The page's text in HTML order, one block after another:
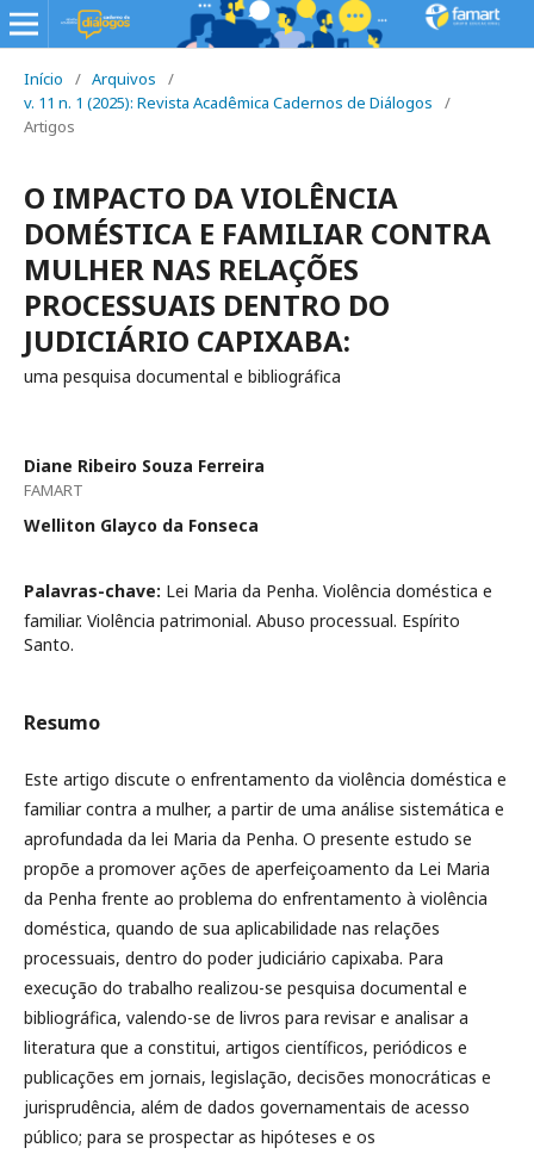
Início / Arquivos
/
v. 11 n. 1 (2025): Revista Acadêmica Cadernos de Diálogos
/
Artigos
O IMPACTO DA VIOLÊNCIA
DOMÉSTICA E FAMILIAR CONTRA
MULHER NAS RELAÇÕES
PROCESSUAIS DENTRO DO
JUDICIÁRIO CAPIXABA:
uma pesquisa documental e bibliográfica
Diane Ribeiro Souza Ferreira
FAMART
Welliton Glayco da Fonseca
Palavras-chave: Lei Maria da Penha. Violência doméstica e
familiar. Violência patrimonial. Abuso processual. Espírito
Santo.
Resumo
Este artigo discute o enfrentamento da violência doméstica e
familiar contra a mulher, a partir de uma análise sistemática e
aprofundada da lei Maria da Penha. O presente estudo se
propõe a promover ações de aperfeiçoamento da Lei Maria
da Penha frente ao problema do enfrentamento à violência
doméstica, quando de sua aplicabilidade nas relações
processuais, dentro do poder judiciário capixaba. Para
execução do trabalho realizou-se pesquisa documental e
bibliográfica, valendo-se de livros para revisar e analisar a
literatura que a constitui, artigos científicos, periódicos e
publicações em jornais, legislação, decisões monocráticas e
jurisprudência, além de dados governamentais de acesso
público; para se prospectar as hipóteses e os